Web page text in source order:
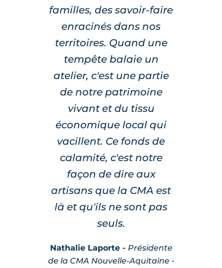
familles, des savoir-faire
enracinés dans nos
territoires. Quand une
tempête balaie un
atelier, c'est une partie
de notre patrimoine
vivant et du tissu
économique local qui
vacillent. Ce fonds de
calamité, c'est notre
façon de dire aux
artisans que la CMA est
là et qu’ils ne sont pas
seuls.
Nathalie Laporte - Présidente
de la CMA Nouvelle-Aquitaine -